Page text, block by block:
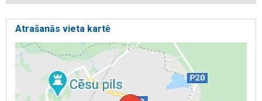
Atrašanās vieta kartē